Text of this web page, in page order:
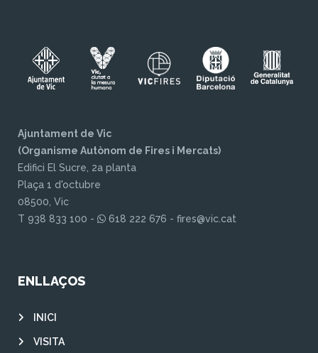
Ajuntament de Vic
(Organisme Autònom de Fires i Mercats)
Edifici El Sucre, 2a planta
Plaça 1 d'octubre
08500, Vic
T 938 833 100 -
618 222 676 - fires@vic.cat
ENLLAÇOS
INICI
VISITA